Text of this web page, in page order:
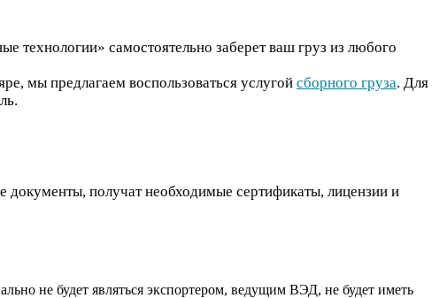
технологии» самостоятельно заберет ваш груз из любого
мы предлагаем воспользоваться услугой сборного груза. Для
получат необходимые сертификаты, лицензии и
не будет являться экспортером, ведущим ВЭД, не будет иметь